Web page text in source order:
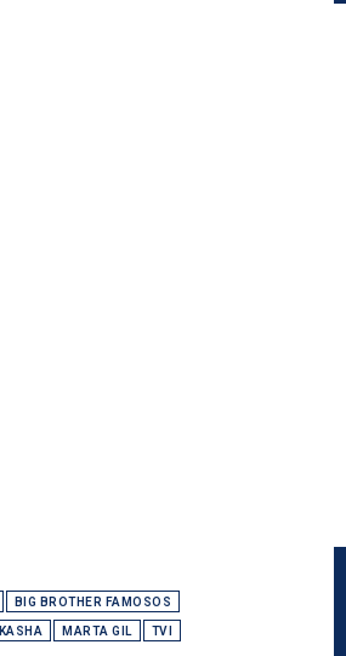
BIG BROTHER FAMOSOS
KASHA MARTA GIL TVI